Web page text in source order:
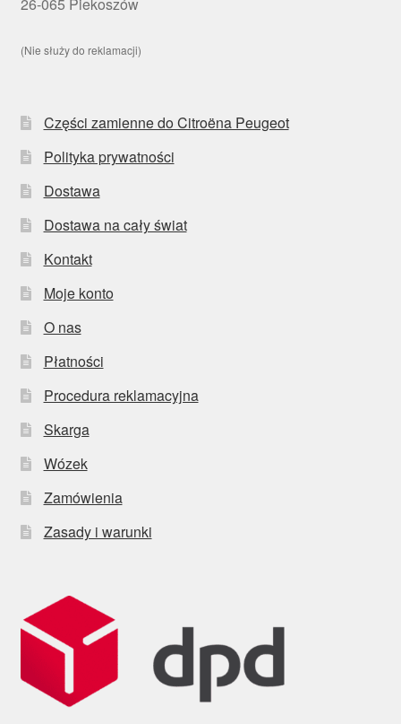
(Nie służy do reklamacji)
Części zamienne do Citroëna Peugeot
Polityka prywatności
Dostawa
Dostawa na cały świat
Kontakt
Moje konto
O nas
Płatności
Procedura reklamacyjna
Skarga
Wózek
Zamówienia
Zasady i warunki